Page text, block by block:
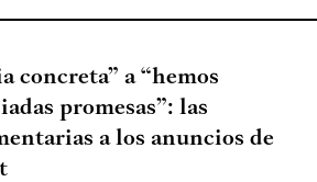
concreta” a “hemos
promesas”: las
a los anuncios de